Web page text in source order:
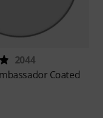
2044
Coated